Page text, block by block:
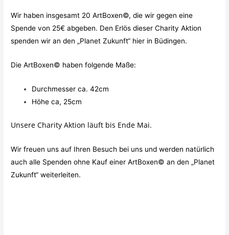
Wir haben insgesamt 20 ArtBoxen©, die wir gegen eine
Spende von 25€ abgeben. Den Erlös dieser Charity Aktion
spenden wir an den „Planet Zukunft“ hier in Büdingen.
Die ArtBoxen© haben folgende Maße:
Durchmesser ca. 42cm
Höhe ca, 25cm
Unsere Charity Aktion läuft bis Ende Mai.
Wir freuen uns auf Ihren Besuch bei uns und werden natürlich
auch alle Spenden ohne Kauf einer ArtBoxen© an den „Planet
Zukunft“ weiterleiten.